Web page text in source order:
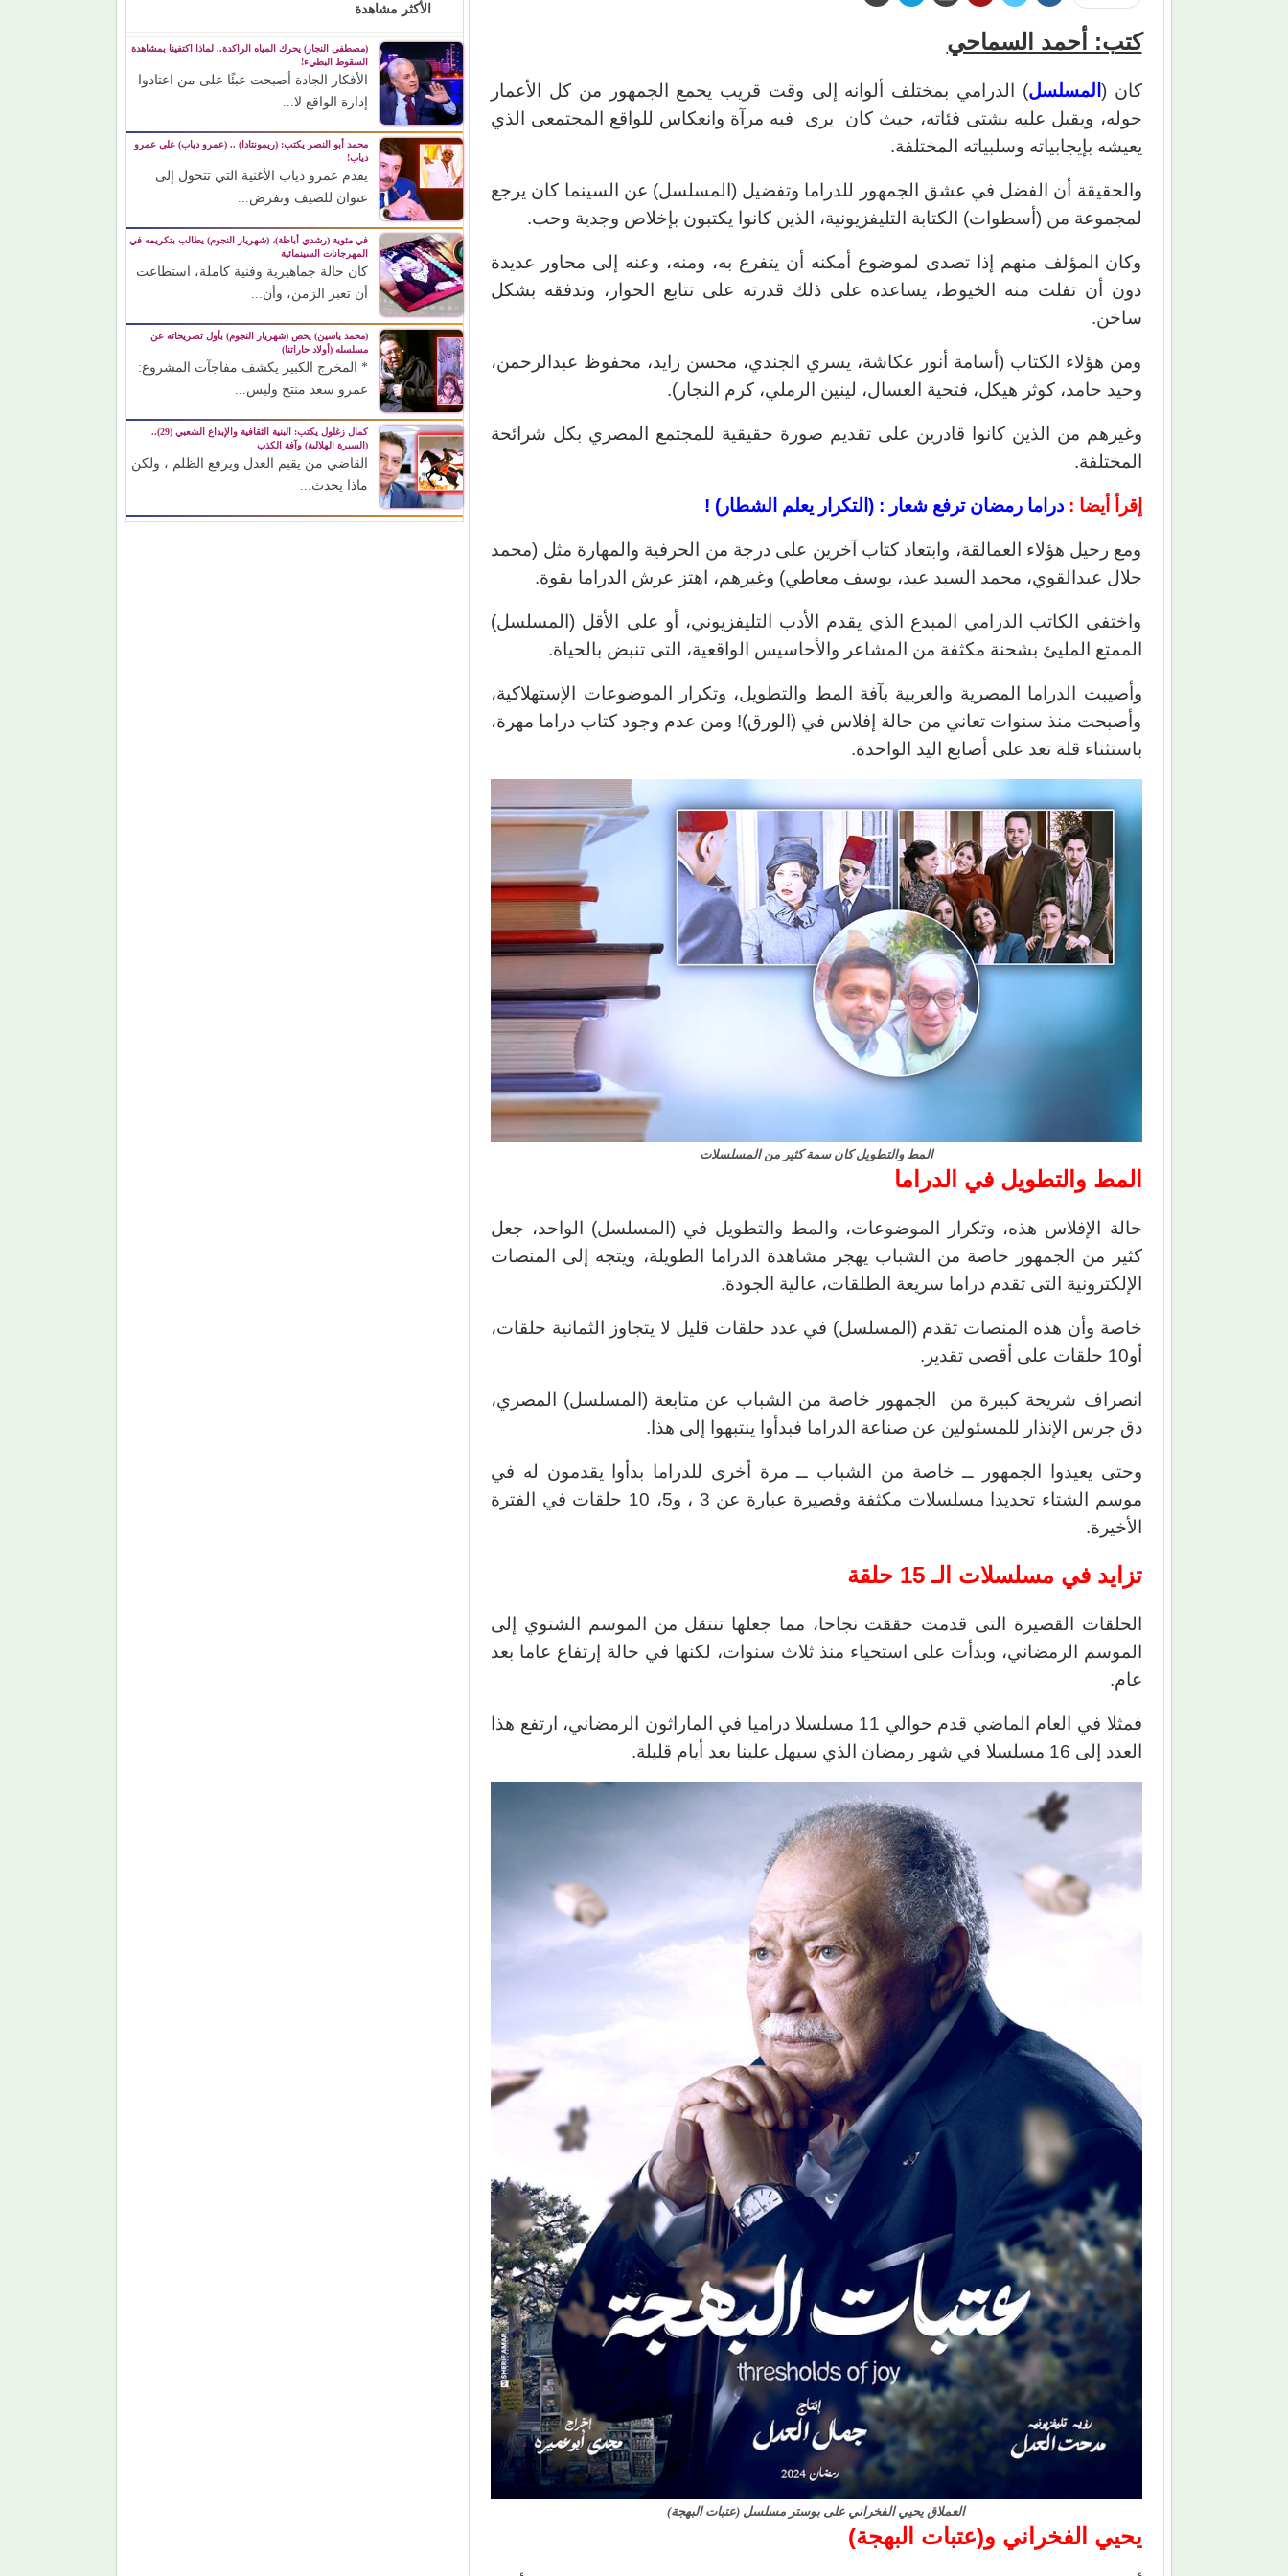
كتب: أحمد السماحي
كان ( المسلسل) الدرامي بمختلف ألوانه إلى وقت قريب يجمع الجمهور من كل الأعمار
حوله، ويقبل عليه بشتى فئاته، حيث كان يرى فيه مرآة وانعكاس للواقع المجتمعى الذي
يعيشه بإيجابياته وسلبياته المختلفة.
والحقيقة أن الفضل في عشق الجمهور للدراما وتفضيل (المسلسل) عن السينما كان يرجع
لمجموعة من (أسطوات) الكتابة التليفزيونية، الذين كانوا يكتبون بإخلاص وجدية وحب.
وكان المؤلف منهم إذا تصدى لموضوع أمكنه أن يتفرع به، ومنه، وعنه إلى محاور عديدة
دون أن تفلت منه الخيوط، يساعده على ذلك قدرته على تتابع الحوار، وتدفقه بشكل
ساخن.
ومن هؤلاء الكتاب (أسامة أنور عكاشة، يسري الجندي، محسن زايد، محفوظ عبدالرحمن،
وحيد حامد، كوثر هيكل، فتحية العسال، لينين الرملي، كرم النجار).
وغيرهم من الذين كانوا قادرين على تقديم صورة حقيقية للمجتمع المصري بكل شرائحة
المختلفة.
إقرأ أيضا :دراما رمضان ترفع شعار : (التكرار يعلم الشطار) !
ومع رحيل هؤلاء العمالقة، وابتعاد كتاب آخرين على درجة من الحرفية والمهارة مثل (محمد
جلال عبدالقوي، محمد السيد عيد، يوسف معاطي) وغيرهم، اهتز عرش الدراما بقوة.
واختفى الكاتب الدرامي المبدع الذي يقدم الأدب التليفزيوني، أو على الأقل (المسلسل)
الممتع المليئ بشحنة مكثفة من المشاعر والأحاسيس الواقعية، التى تنبض بالحياة.
وأصيبت الدراما المصرية والعربية بآفة المط والتطويل، وتكرار الموضوعات الإستهلاكية،
وأصبحت منذ سنوات تعاني من حالة إفلاس في (الورق)! ومن عدم وجود كتاب دراما مهرة،
باستثناء قلة تعد على أصابع اليد الواحدة.
المط والتطويل كان سمة كثير من المسلسلات
المط والتطويل في الدراما
حالة الإفلاس هذه، وتكرار الموضوعات، والمط والتطويل في (المسلسل) الواحد، جعل
كثير من الجمهور خاصة من الشباب يهجر مشاهدة الدراما الطويلة، ويتجه إلى المنصات
الإلكترونية التى تقدم دراما سريعة الطلقات، عالية الجودة.
خاصة وأن هذه المنصات تقدم (المسلسل) في عدد حلقات قليل لا يتجاوز الثمانية حلقات،
أو10 حلقات على أقصى تقدير.
انصراف شريحة كبيرة من الجمهور خاصة من الشباب عن متابعة (المسلسل) المصري،
دق جرس الإنذار للمسئولين عن صناعة الدراما فبدأوا ينتبهوا إلى هذا.
وحتى يعيدوا الجمهور ــ خاصة من الشباب ــ مرة أخرى للدراما بدأوا يقدمون له في
موسم الشتاء تحديدا مسلسلات مكثفة وقصيرة عبارة عن 3 ، و5، 10 حلقات في الفترة
الأخيرة.
تزايد في مسلسلات الـ 15 حلقة
الحلقات القصيرة التى قدمت حققت نجاحا، مما جعلها تنتقل من الموسم الشتوي إلى
الموسم الرمضاني، وبدأت على استحياء منذ ثلاث سنوات، لكنها في حالة إرتفاع عاما بعد
عام.
فمثلا في العام الماضي قدم حوالي 11 مسلسلا دراميا في الماراثون الرمضاني، ارتفع هذا
العدد إلى 16 مسلسلا في شهر رمضان الذي سيهل علينا بعد أيام قليلة.
العملاق يحيي الفخراني على بوستر مسلسل (عتبات البهجة)
يحيي الفخراني و(عتبات البهجة)
الأكثر مشاهدة
(مصطفى النجار) يحرك المياه الراكدة.. لماذا اكتفينا بمشاهدة
السقوط البطيء!
الأفكار الجادة أصبحت عبئًا على من اعتادوا
إدارة الواقع لا...
محمد أبو النصر يكتب: (ريمونتادا) .. (عمرو دياب) على عمرو
دياب!
يقدم عمرو دياب الأغنية التي تتحول إلى
عنوان للصيف وتفرض...
في مئوية (رشدي أباظة)، (شهريار النجوم) يطالب بتكريمه في
المهرجانات السينمائية
كان حالة جماهيرية وفنية كاملة، استطاعت
أن تعبر الزمن، وأن...
(محمد ياسين) يخص (شهريار النجوم) بأول تصريحاته عن
مسلسله (أولاد حاراتنا)
* المخرج الكبير يكشف مفاجآت المشروع:
عمرو سعد منتج وليس...
كمال زغلول يكتب: البنية الثقافية والإبداع الشعبي (29)..
(السيرة الهلالية) وآفة الكذب
القاضي من يقيم العدل ويرفع الظلم ، ولكن
ماذا يحدث...